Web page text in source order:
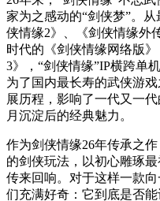
家为之感动的“剑侠梦”。
侠情缘2》、《剑侠情缘外
时代的《剑侠情缘网络版
3》，“剑侠情缘”IP横跨单
为了国内最长寿的武侠游
展历程，影响了一代又一
月沉淀后的经典魅力。
作为剑侠情缘26年传承之
的剑侠玩法，以初心雕琢
传来回响。对于这样一款
们充满好奇：它到底是否